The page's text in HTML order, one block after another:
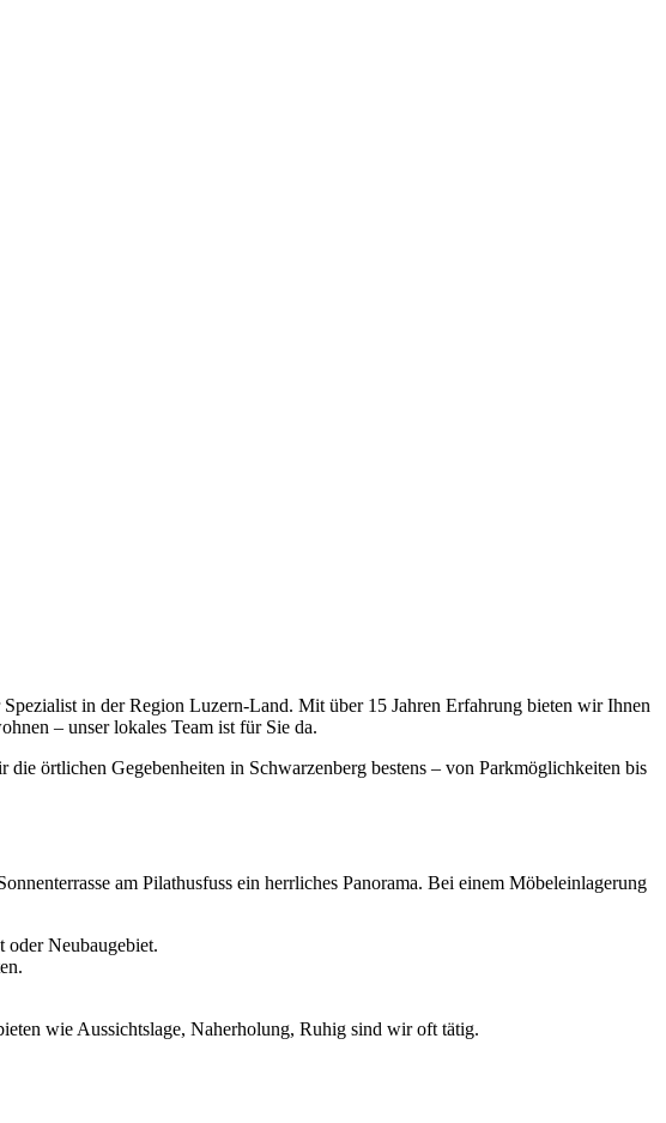
in der Region Luzern-Land. Mit über 15 Jahren Erfahrung bieten wir Ihnen
– unser lokales Team ist für Sie da.
örtlichen Gegebenheiten in Schwarzenberg bestens – von Parkmöglichkeiten bis
am Pilathusfuss ein herrliches Panorama. Bei einem Möbeleinlagerung
oder Neubaugebiet.
wie Aussichtslage, Naherholung, Ruhig sind wir oft tätig.